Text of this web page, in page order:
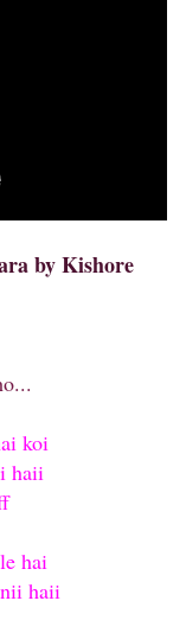
by Kishore
koi
haii
hai
haii